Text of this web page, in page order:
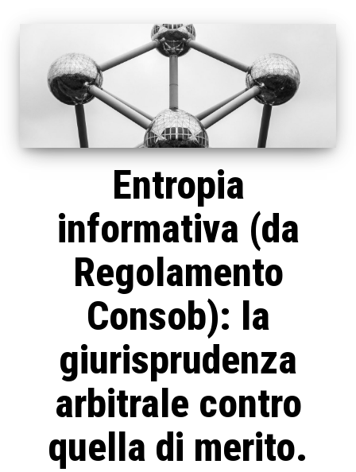
Entropia
informativa (da
Regolamento
Consob): la
giurisprudenza
arbitrale contro
quella di merito.